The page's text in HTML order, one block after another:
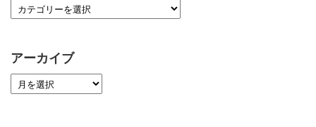
アーカイブ